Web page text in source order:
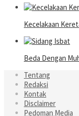
Kecelakaan
Beda Dengan
Tentang
Redaksi
Kontak
Disclaimer
Pedoman Media